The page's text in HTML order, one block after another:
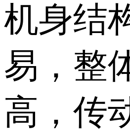
机身结
易，整
高，传